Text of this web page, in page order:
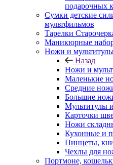
подарочных
Сумки детские
мультфильмов
Тарелки
Маникюрные
Ножи и
Назад
Ножи и
Маленькие
Средние
Большие
Мультитулы
Карточки
Ножи
Кухонные и
Пинцеты,
Чехлы для
Портмоне,